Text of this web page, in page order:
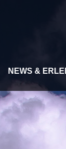
NEWS &